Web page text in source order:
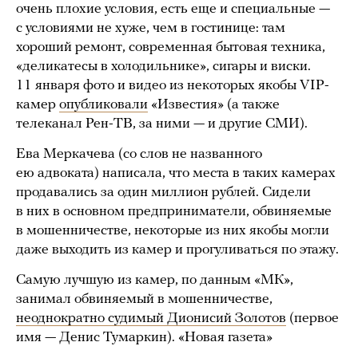
очень плохие условия, есть еще и специальные —
с условиями не хуже, чем в гостинице: там
хороший ремонт, современная бытовая техника,
«деликатесы в холодильнике», сигары и виски.
11 января фото и видео из некоторых якобы VIP-
камер опубликовали «Известия» (а также
телеканал Рен-ТВ, за ними — и другие СМИ).
Ева Меркачева (со слов не названного
ею адвоката) написала, что места в таких камерах
продавались за один миллион рублей. Сидели
в них в основном предприниматели, обвиняемые
в мошенничестве, некоторые из них якобы могли
даже выходить из камер и прогуливаться по этажу.
Самую лучшую из камер, по данным «МК»,
занимал обвиняемый в мошенничестве,
неоднократно судимый Дионисий Золотов (первое
имя — Денис Тумаркин). «Новая газета»